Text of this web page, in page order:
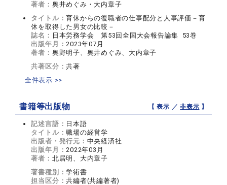
著者： 奥井めぐみ・大内章子
タイトル：育休からの復職者の仕事配分と人事評価－育
休を取得した男女の比較－
誌名： 日本労務学会 第53回全国大会報告論集 53巻
出版年月：2023年07月
著者： 奥野明子、奥井めぐみ、大内章子
共著区分：共著
全件表示 >>
書籍等出版物 【 表示 ／非表示 】
記述言語： 日本語
タイトル：職場の経営学
出版者・発行元： 中央経済社
出版年月：2022年03月
著者： 北居明、大内章子
著書種別：学術書
担当区分：共編者(共編著者)